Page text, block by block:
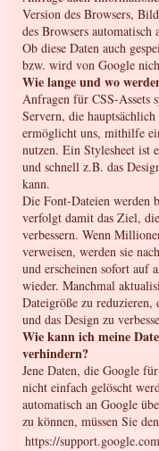
Version des Browsers,
des Browsers
Ob diese Daten auch
bzw. wird von Google
Wie lange und wo
Anfragen für CSS-Assets
Servern, die
ermöglicht uns, mithilfe
nutzen. Ein Stylesheet ist
und schnell z.B. das
kann.
Die Font-Dateien werden
verfolgt damit das Ziel,
verbessern. Wenn
verweisen, werden sie
und erscheinen sofort auf
wieder. Manchmal
Dateigröße zu reduzieren,
und das Design zu
Wie kann ich meine
verhindern?
Jene Daten, die Google
nicht einfach gelöscht
automatisch an Google
zu können, müssen Sie
https://